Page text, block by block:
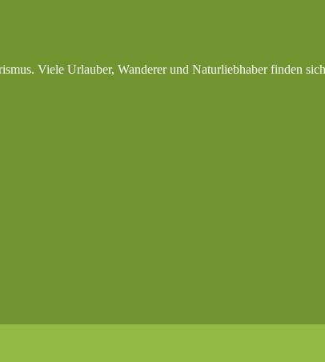
Viele Urlauber, Wanderer und Naturliebhaber finden